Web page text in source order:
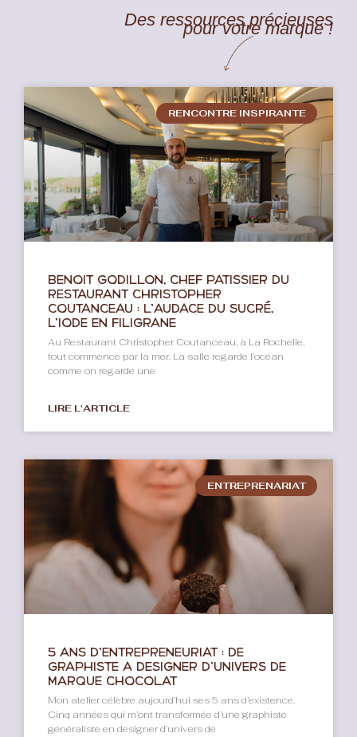
Des ressources précieuses
pour votre marque !
RENCONTRE INSPIRANTE
Benoît Godillon, chef pâtissier du
Restaurant Christopher
Coutanceau : l’audace du sucré,
l’iode en filigrane
Au Restaurant Christopher Coutanceau, à La Rochelle,
tout commence par la mer. La salle regarde l’océan
comme on regarde une
LIRE L'ARTICLE
ENTREPRENARIAT
5 ans d’entrepreneuriat : de
graphiste à designer d’univers de
marque chocolat
Mon atelier célèbre aujourd’hui ses 5 ans d’existence.
Cinq années qui m’ont transformée d’une graphiste
généraliste en designer d’univers de